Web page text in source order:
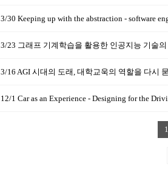
3/30 Keeping up with the abstraction - software
3/23 그래프 기계학습을 활용한 인공지능 기술
3/16 AGI 시대의 도래, 대학교욱의 역할을 다시
12/1 Car as an Experience - Designing for the
1